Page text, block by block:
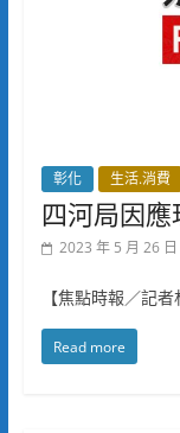
彰化 生活.消費
四河局因
2023 年 5 月 26 日
【焦點時報／記
Read more